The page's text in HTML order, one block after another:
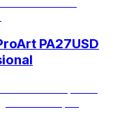
PA27USD